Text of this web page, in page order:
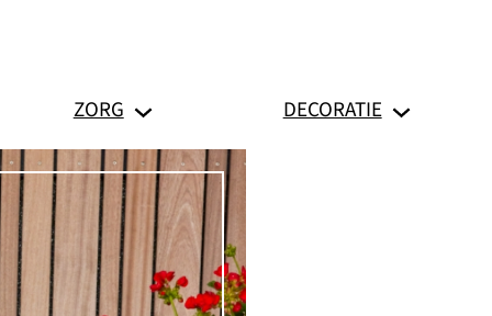
ZORG DECORATIE